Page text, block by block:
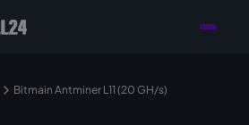
Ihr Mining-Projekt
Ansprechpartner
Bitmain Antminer L11 (20 GH/s)